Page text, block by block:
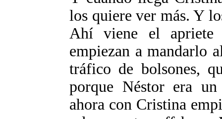
los quiere ver más. Y
Ahí viene el
empiezan a mandarlo
tráfico de bolsones,
porque Néstor era
ahora con Cristina